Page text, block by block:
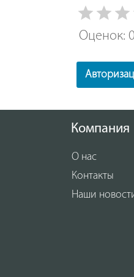
Оценок: 0
Компания
О нас
Контакты
Наши